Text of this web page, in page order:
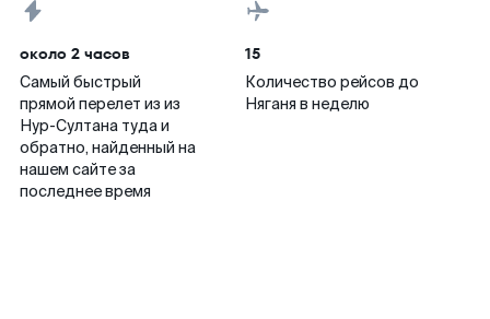
около 2 часов
Самый быстрый
прямой перелет из из
Нур-Султана туда и
обратно, найденный на
нашем сайте за
последнее время
15
Количество рейсов до
Няганя в неделю